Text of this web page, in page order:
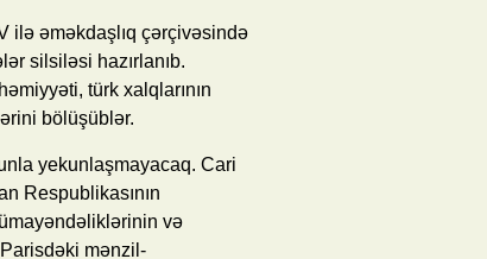
ilə əməkdaşlıq çərçivəsində
silsiləsi hazırlanıb.
türk xalqlarının
bölüşüblər.
yekunlaşmayacaq. Cari
Respublikasının
və
mənzil-